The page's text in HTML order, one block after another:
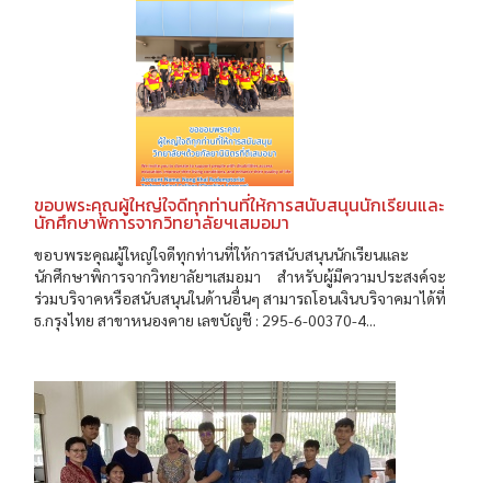
ขอบพระคุณผู้ใหญ่ใจดีทุกท่านที่ให้การสนับสนุนนักเรียนและ
นักศึกษาพิการจากวิทยาลัยฯเสมอมา
ขอบพระคุณผู้ใหญ่ใจดีทุกท่านที่ให้การสนับสนุนนักเรียนและ
นักศึกษาพิการจากวิทยาลัยฯเสมอมา สำหรับผู้มีความประสงค์จะ
ร่วมบริจาคหรือสนับสนุนในด้านอื่นๆ สามารถโอนเงินบริจาคมาได้ที่
ธ.กรุงไทย สาขาหนองคาย เลขบัญชี : 295-6-00370-4...